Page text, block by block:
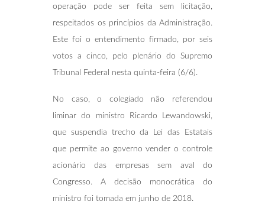
operação pode ser feita sem licitação,
respeitados os princípios da Administração.
Este foi o entendimento firmado, por seis
votos a cinco, pelo plenário do Supremo
Tribunal Federal nesta quinta-feira (6/6).
No caso, o colegiado não referendou
liminar do ministro Ricardo Lewandowski,
que suspendia trecho da Lei das Estatais
que permite ao governo vender o controle
acionário das empresas sem aval do
Congresso. A decisão monocrática do
ministro foi tomada em junho de 2018.